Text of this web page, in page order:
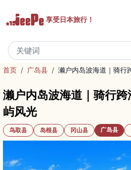
享受日本旅行！
首页 / 广岛县 / 濑户内岛波海道｜骑行
濑户内岛波海道｜骑行
屿风光
鸟取县 岛根县 冈山县 广岛县